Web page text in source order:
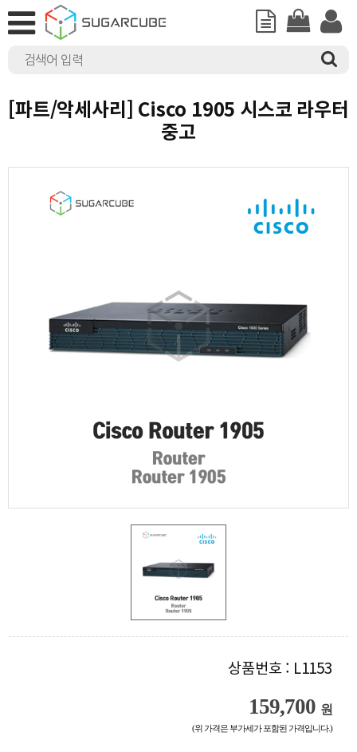
[파트/악세사리] Cisco 1905 시스코 라우터
중고
상품번호 : L1153
159,700 원
(위 가격은 부가세가 포함된 가격입니다.)